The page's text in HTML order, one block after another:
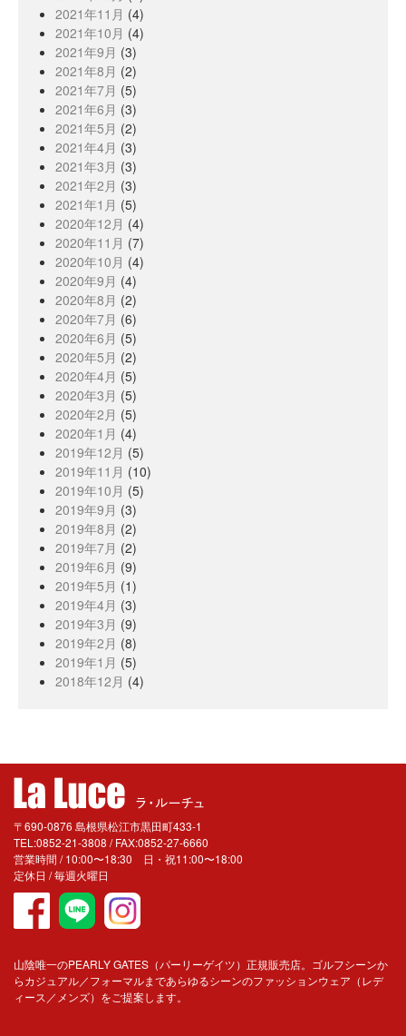
2021年11月 (4)
2021年10月 (4)
2021年9月 (3)
2021年8月 (2)
2021年7月 (5)
2021年6月 (3)
2021年5月 (2)
2021年4月 (3)
2021年3月 (3)
2021年2月 (3)
2021年1月 (5)
2020年12月 (4)
2020年11月 (7)
2020年10月 (4)
2020年9月 (4)
2020年8月 (2)
2020年7月 (6)
2020年6月 (5)
2020年5月 (2)
2020年4月 (5)
2020年3月 (5)
2020年2月 (5)
2020年1月 (4)
2019年12月 (5)
2019年11月 (10)
2019年10月 (5)
2019年9月 (3)
2019年8月 (2)
2019年7月 (2)
2019年6月 (9)
2019年5月 (1)
2019年4月 (3)
2019年3月 (9)
2019年2月 (8)
2019年1月 (5)
2018年12月 (4)
〒690-0876 島根県松江市黒田町433-1
TEL:0852-21-3808 / FAX:0852-27-6660
営業時間 / 10:00〜18:30 日・祝11:00〜18:00
定休日 / 毎週火曜日
山陰唯一のPEARLY GATES（パーリーゲイツ）正規販売店。ゴルフシーンか
らカジュアル／フォーマルまであらゆるシーンのファッションウェア（レデ
ィース／メンズ）をご提案します。